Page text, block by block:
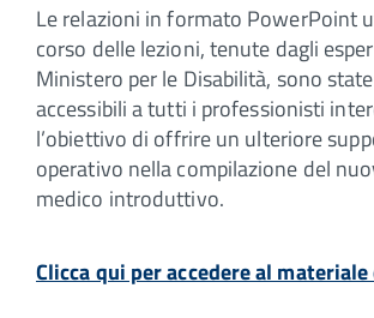
Le relazioni in formato PowerPoint
corso delle lezioni, tenute dagli
Ministero per le Disabilità, sono
accessibili a tutti i professionisti
l’obiettivo di offrire un ulteriore
operativo nella compilazione del
medico introduttivo.
Clicca qui per accedere al